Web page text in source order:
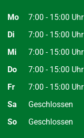
Mo
7:00 - 15:00 Uhr
Di
7:00 - 15:00 Uhr
Mi
7:00 - 15:00 Uhr
Do
7:00 - 15:00 Uhr
Fr
7:00 - 15:00 Uhr
Sa
Geschlossen
So
Geschlossen